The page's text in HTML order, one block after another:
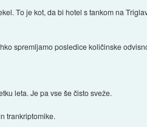
To je kot, da bi hotel s tankom na
spremljamo posledice količinske
leta. Je pa vse še čisto sveže.
trankriptomike.